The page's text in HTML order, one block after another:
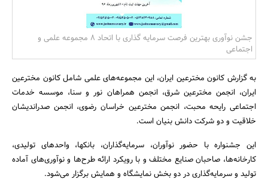
جشن نوآوری بهترین فرصت سرمایه گذاری با اتحاد 8 مجموعه علمی و
اجتماعی
به گزارش کانون مخترعین ایران، این مجموعه‌های علمی شامل کانون مخترعین
ایران، انجمن مخترعین شرق، انجمن همراهان نور و سنا، موسسه خدمات
اجتماعی رایحه محبت، انجمن مخترعین خراسان رضوی، انجمن صدراندیشان
خلاقیت و دو شرکت دانش بنیان است.
این جشنواره با حضور نوآوران، سرمایه‌گذاران، بانکها، واحدهای تولیدی،
کارخانه‌ها، صاحبان صنایع مختلف و با رویکرد ارائه طرح‌ها و نوآوری‌های آماده
تولید و سرمایه‌گذاری در دو بخش نمایشگاه و همایش برگزار می‌شود.